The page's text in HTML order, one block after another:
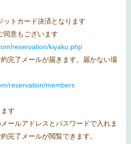
ットカード決済となります
同意もございます
reservation/kiyaku.php
完了メールが届きます。届かない場
reservation/members
す
ールアドレスとパスワードで入れま
完了メールが閲覧できます。